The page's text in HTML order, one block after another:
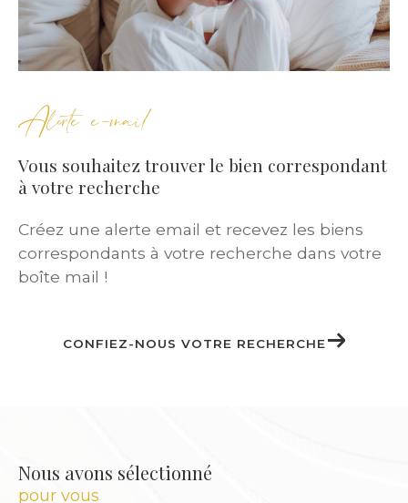
Saint-Priest, d’unstudio, ou d’une
familiale ? Nos agences vous proposent une
sélection rigoureuse de biens locatifs, mise à
Nos annonces immobilières
large gamme :
Appartements T2 ou T3 pour jeunes actifs
T5 pour familles
Maisons individuelles avec jardin
Alerte e-mail
Vous souhaitez trouver le bien correspondant
à votre recherche
Créez une alerte email et recevez les biens
correspondants à votre recherche dans votre
boîte mail !
CONFIEZ-NOUS VOTRE RECHERCHE
Nous avons sélectionné
pour vous